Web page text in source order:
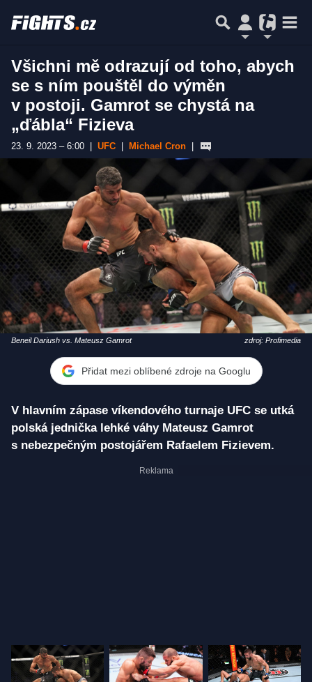
Všichni mě odrazují od toho, abych
se s ním pouštěl do výměn
v postoji. Gamrot se chystá na
„ďábla“ Fizieva
23. 9. 2023 – 6:00 UFC Michael Cron
Beneil Dariush vs. Mateusz Gamrot zdroj: Profimedia
Přidat mezi oblíbené zdroje na Googlu
V hlavním zápase víkendového turnaje UFC se utká
polská jednička lehké váhy Mateusz Gamrot
s nebezpečným postojářem Rafaelem Fizievem.